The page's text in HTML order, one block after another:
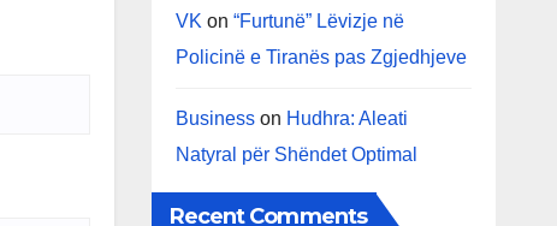
VK on “Furtunë” Lëvizje në
Policinë e Tiranës pas Zgjedhjeve
Businesson Hudhra: Aleati
Natyral për Shëndet Optimal
Recent Comments